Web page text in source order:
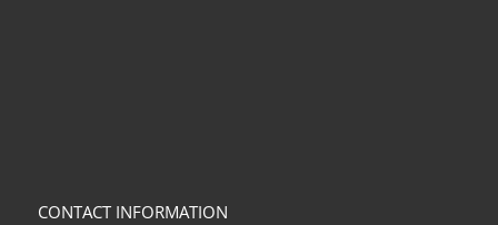
CONTACT INFORMATION